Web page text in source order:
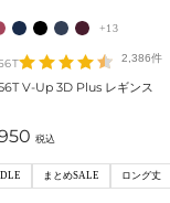
ビ
ジ
ュ
ブ
ル
ー
ブ
ラ
ッ
カ
ー
ボ
・
ネ
イ
ク
ラ
ッ
・
ベ
+13
2,386件
V-Up 3D Plus レギンス
税込
まとめSALE ロング丈